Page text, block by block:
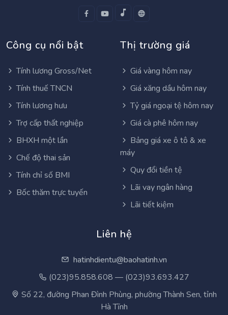
Công cụ nổi bật
Tính lương Gross/Net
Tính thuế TNCN
Tính lương hưu
Trợ cấp thất nghiệp
BHXH một lần
Chế độ thai sản
Tính chỉ số BMI
Bốc thăm trực tuyến
Thị trường giá
Giá vàng hôm nay
Giá xăng dầu hôm nay
Tỷ giá ngoại tệ hôm nay
Giá cà phê hôm nay
Bảng giá xe ô tô & xe
máy
Quy đổi tiền tệ
Lãi vay ngân hàng
Lãi tiết kiệm
Liên hệ
hatinhdientu@baohatinh.vn
(023)95.858.608 — (023)93.693.427
Số 22, đường Phan Đình Phùng, phường Thành Sen, tỉnh
Hà Tĩnh